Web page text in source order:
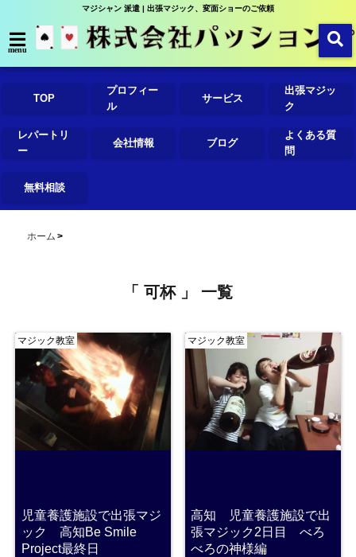
マジシャン 派遣 | 出張マジック、変面ショーのご依頼
menu
TOP
プロフィー
ル
サービス
出張マジッ
ク
レパートリ
ー
会社情報 ブログ
よくある質
問
無料相談
ホーム
「 可杯 」 一覧
マジック教室
児童養護施設で出張マジ
ック 高知Be Smile
Project最終日
マジック教室
高知 児童養護施設で出
張マジック2日目 べろ
べろの神様編